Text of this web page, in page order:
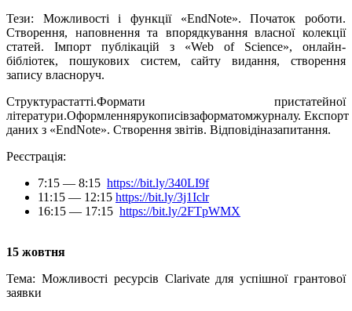
Тези: Можливості і функції «EndNote». Початок роботи.
Створення, наповнення та впорядкування власної колекції
статей. Імпорт публікацій з «Web of Science», онлайн-
бібліотек, пошукових систем, сайту видання, створення
запису власноруч.
Структурастатті.Формати пристатейної
літератури.Оформленнярукописівзаформатомжурналу. Експорт
даних з «EndNote». Створення звітів. Відповідіназапитання.
Реєстрація:
7:15 — 8:15 https://bit.ly/340LI9f
11:15 — 12:15 https://bit.ly/3j1Iclr
16:15 — 17:15 https://bit.ly/2FTpWMX
15 жовтня
Тема: Можливості ресурсів Clarivateдля успішної грантової
заявки